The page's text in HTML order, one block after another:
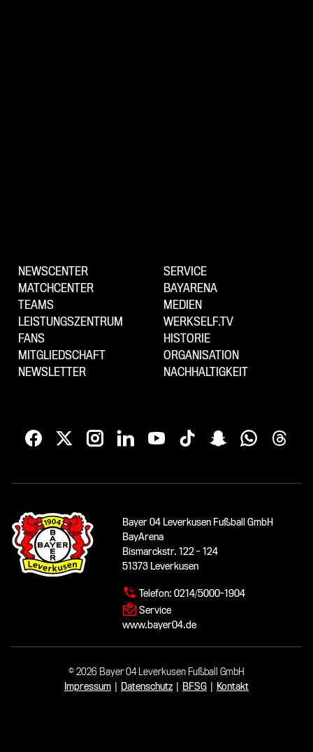
NEWSCENTER
MATCHCENTER
TEAMS
LEISTUNGSZENTRUM
FANS
MITGLIEDSCHAFT
NEWSLETTER
SERVICE
BAYARENA
MEDIEN
WERKSELF.TV
HISTORIE
ORGANISATION
NACHHALTIGKEIT
Bayer 04 Leverkusen Fußball GmbH
BayArena
Bismarckstr. 122 - 124
51373 Leverkusen
Telefon: 0214/5000-1904
Service
www.bayer04.de
© 2026 Bayer 04 Leverkusen Fußball GmbH
Impressum
Datenschutz BFSG Kontakt